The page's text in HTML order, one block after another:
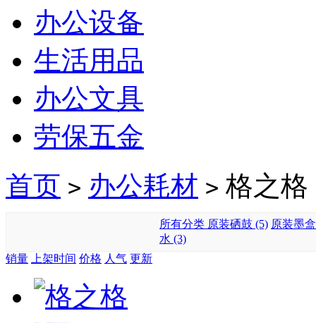
办公设备
生活用品
办公文具
劳保五金
首页 > 办公耗材 > 格之格
所有分类 原装硒鼓 (5) 原装墨
水 (3)
销量
上架时间 价格 人气 更新